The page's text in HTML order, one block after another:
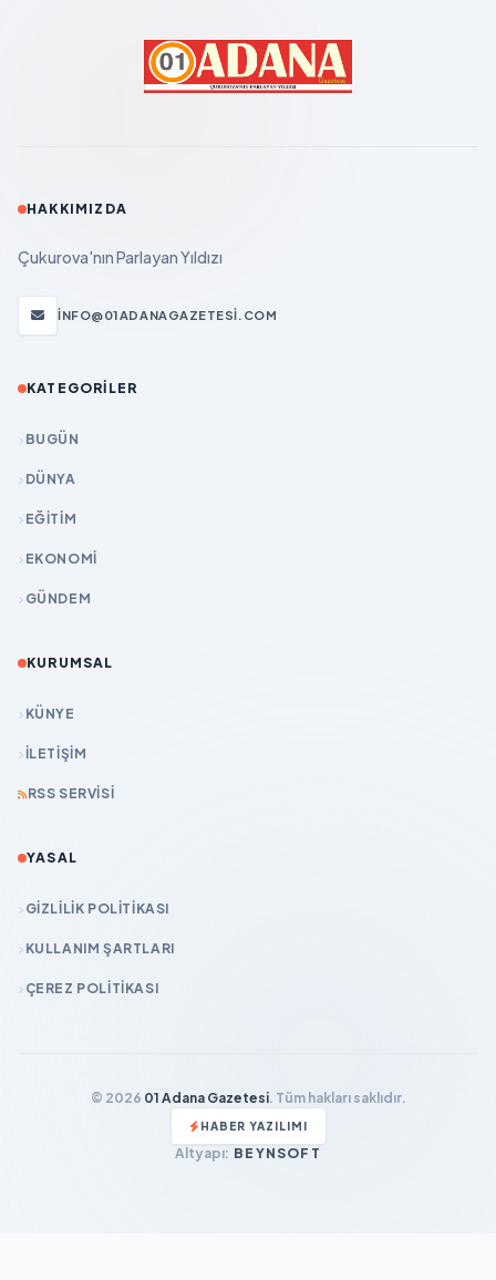
HAKKIMIZDA
Çukurova'nın Parlayan Yıldızı
INFO@01ADANAGAZETESI.COM
KATEGORILER
BUGÜN
DÜNYA
EĞİTİM
EKONOMİ
GÜNDEM
KURUMSAL
KÜNYE
İLETIŞIM
RSS SERVISI
YASAL
GIZLILIK POLITIKASI
KULLANIM ŞARTLARI
ÇEREZ POLITIKASI
© 2026 01 Adana Gazetesi. Tüm hakları saklıdır.
HABER YAZILIMI
Altyapı: BEYNSOFT